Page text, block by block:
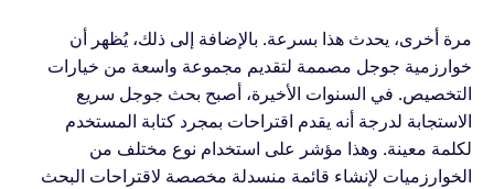
مرة أخرى، يحدث هذا بسرعة. بالإضافة إلى ذلك، يُظهر أن
خوارزمية جوجل مصممة لتقديم مجموعة واسعة من خيارات
التخصيص. في السنوات الأخيرة، أصبح بحث جوجل سريع
الاستجابة لدرجة أنه يقدم اقتراحات بمجرد كتابة المستخدم
لكلمة معينة. وهذا مؤشر على استخدام نوع مختلف من
الخوارزميات لإنشاء قائمة منسدلة مخصصة لاقتراحات البحث